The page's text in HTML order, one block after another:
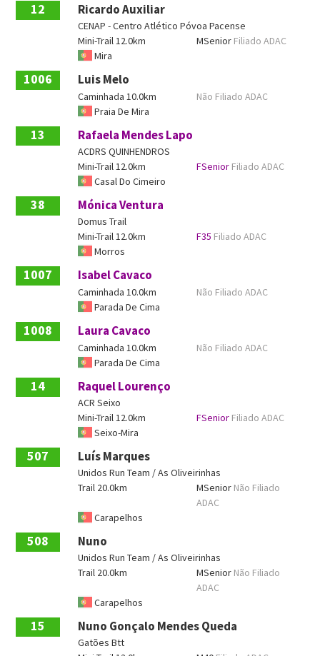
12 Ricardo Auxiliar
CENAP - Centro Atlético Póvoa Pacense
Mini-Trail 12.0km
MSenior Filiado ADAC
Mira
1006 Luis Melo
Caminhada 10.0km
Não Filiado ADAC
Praia De Mira
13 Rafaela Mendes Lapo
ACDRS QUINHENDROS
Mini-Trail 12.0km
FSenior Filiado ADAC
Casal Do Cimeiro
38 Mónica Ventura
Domus Trail
Mini-Trail 12.0km
F35 Filiado ADAC
Morros
1007 Isabel Cavaco
Caminhada 10.0km
Não Filiado ADAC
Parada De Cima
1008 Laura Cavaco
Caminhada 10.0km
Não Filiado ADAC
Parada De Cima
14 Raquel Lourenço
ACR Seixo
Mini-Trail 12.0km
FSenior Filiado ADAC
Seixo-Mira
507 Luís Marques
Unidos Run Team / As Oliveirinhas
Trail 20.0km
MSenior Não Filiado
ADAC
Carapelhos
508 Nuno
Unidos Run Team / As Oliveirinhas
Trail 20.0km
MSenior Não Filiado
ADAC
Carapelhos
15 Nuno Gonçalo Mendes Queda
Gatões Btt